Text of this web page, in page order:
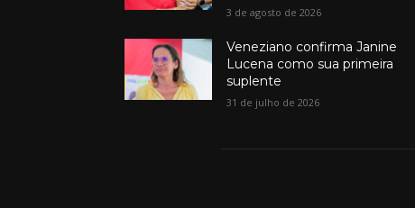
3 de agosto de 2026
Veneziano confirma Janine
Lucena como sua primeira
suplente
31 de julho de 2026